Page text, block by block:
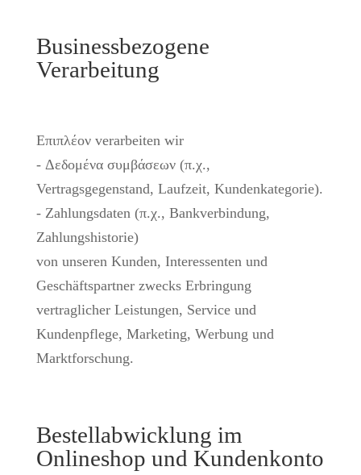
Businessbezogene
Verarbeitung
Επιπλέον verarbeiten wir
- Δεδομένα συμβάσεων (π.χ.,
Vertragsgegenstand, Laufzeit, Kundenkategorie).
- Zahlungsdaten (π.χ., Bankverbindung,
Zahlungshistorie)
von unseren Kunden, Interessenten und
Geschäftspartner zwecks Erbringung
vertraglicher Leistungen, Service und
Kundenpflege, Marketing, Werbung und
Marktforschung.
Bestellabwicklung im
Onlineshop und Kundenkonto